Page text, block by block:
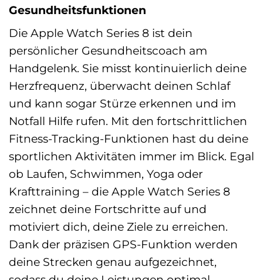
Gesundheitsfunktionen
Die Apple Watch Series 8 ist dein
persönlicher Gesundheitscoach am
Handgelenk. Sie misst kontinuierlich deine
Herzfrequenz, überwacht deinen Schlaf
und kann sogar Stürze erkennen und im
Notfall Hilfe rufen. Mit den fortschrittlichen
Fitness-Tracking-Funktionen hast du deine
sportlichen Aktivitäten immer im Blick. Egal
ob Laufen, Schwimmen, Yoga oder
Krafttraining – die Apple Watch Series 8
zeichnet deine Fortschritte auf und
motiviert dich, deine Ziele zu erreichen.
Dank der präzisen GPS-Funktion werden
deine Strecken genau aufgezeichnet,